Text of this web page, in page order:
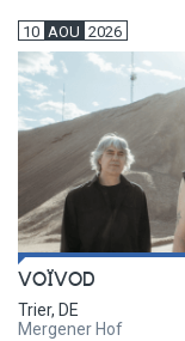
10 AOU 2026
VOÏVOD
Trier, DE
Mergener Hof